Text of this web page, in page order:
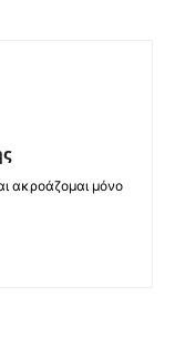
ακροάζομαι μόνο